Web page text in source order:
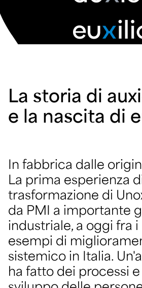
La storia di
e la nascita di
In fabbrica dalle
La prima esperienza
trasformazione di
da PMI a importante
industriale, a oggi fra
esempi di
sistemico in Italia.
ha fatto dei processi